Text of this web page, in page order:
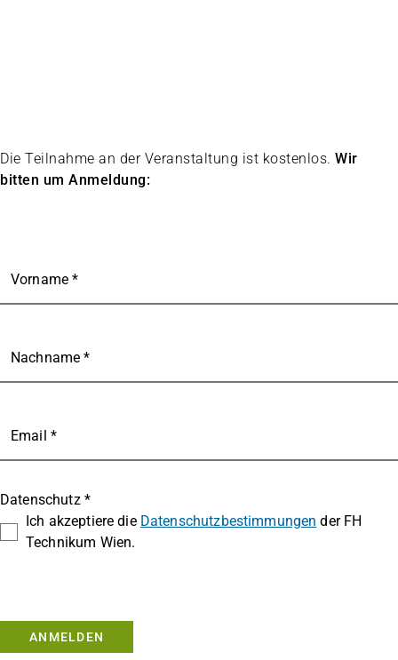
Die Teilnahme an der Veranstaltung ist kostenlos. Wir
bitten um Anmeldung:
Vorname *
Nachname *
Email *
Datenschutz *
Ich akzeptiere die Datenschutzbestimmungen der FH
Technikum Wien.
ANMELDEN